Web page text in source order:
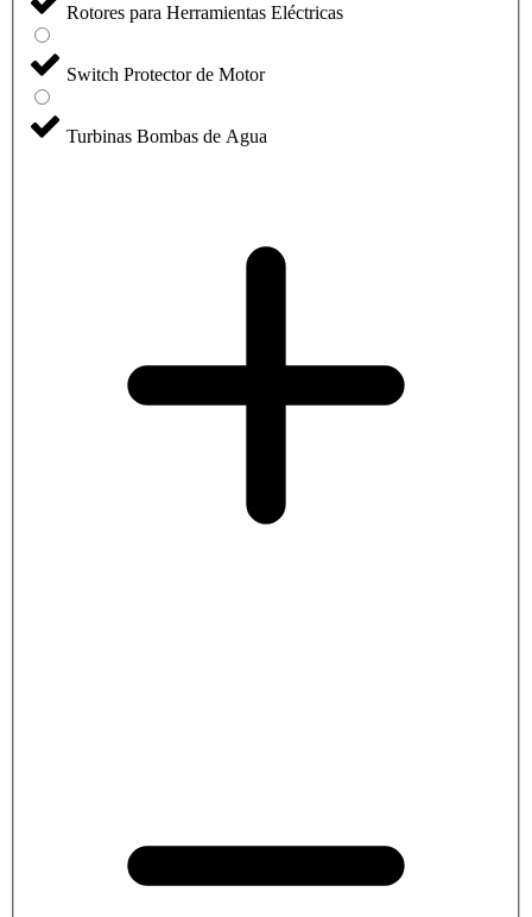
Rotores para Herramientas Eléctricas
Switch Protector de Motor
Turbinas Bombas de Agua